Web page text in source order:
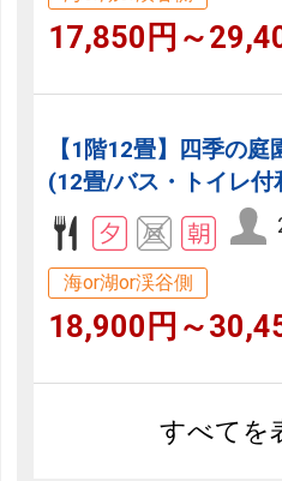
17,850円～
【1階12畳】四季の
(12畳/バス・トイレ付
海or湖or渓谷側
18,900円～
すべてを